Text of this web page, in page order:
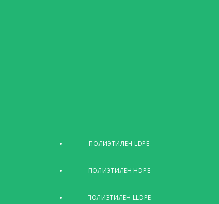
ПОЛИЭТИЛЕН LDPE
ПОЛИЭТИЛЕН HDPE
ПОЛИЭТИЛЕН LLDPE